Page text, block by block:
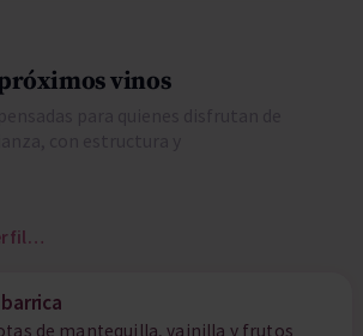
vinos
de mantequilla, vainilla y frutos